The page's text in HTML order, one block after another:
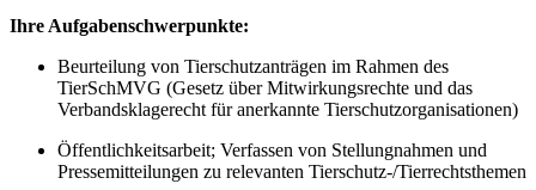
Ihre Aufgabenschwerpunkte:
Beurteilung von Tierschutzanträgen im Rahmen des
TierSchMVG (Gesetz über Mitwirkungsrechte und das
Verbandsklagerecht für anerkannte Tierschutzorganisationen)
Öffentlichkeitsarbeit; Verfassen von Stellungnahmen und
Pressemitteilungen zu relevanten Tierschutz-/Tierrechtsthemen